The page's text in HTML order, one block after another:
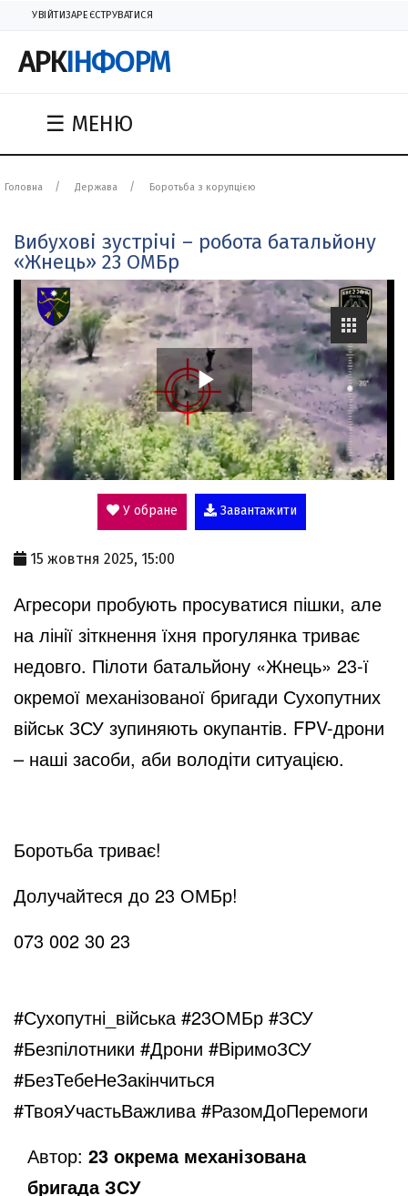
УВІЙТИЗАРЕЄСТРУВАТИСЯ
АРКІНФОРМ
☰ МЕНЮ
Головна Держава Боротьба з корупцією
Вибухові зустрічі – робота батальйону
«Жнець» 23 ОМБр
P
l
a
y
V
i
e
У обране Завантажити
15 жовтня 2025, 15:00
Агресори пробують просуватися пішки, але
на лінії зіткнення їхня прогулянка триває
недовго. Пілоти батальйону «Жнець» 23-ї
окремої механізованої бригади Сухопутних
військ ЗСУ зупиняють окупантів. FPV-дрони
– наші засоби, аби володіти ситуацією.
Боротьба триває!
Долучайтеся до 23 ОМБр!
073 002 30 23
#Сухопутні_війська #23ОМБр #ЗСУ
#Безпілотники #Дрони #ВіримоЗСУ
#БезТебеНеЗакінчиться
#ТвояУчастьВажлива #РазомДоПеремоги
Автор: 23 окрема механізована
бригада ЗСУ